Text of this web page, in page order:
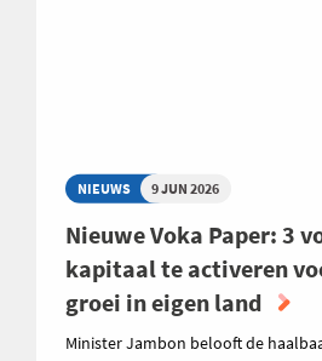
NIEUWS 9 JUN 2026
Nieuwe Voka Paper: 3
kapitaal te activeren
groei in eigen land
Minister Jambon belooft de